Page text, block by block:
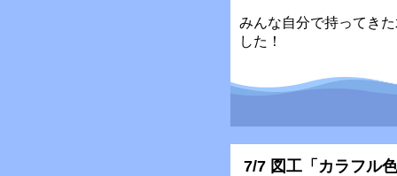
みんな自分で持ってき
した！
7/7 図工「カラフル